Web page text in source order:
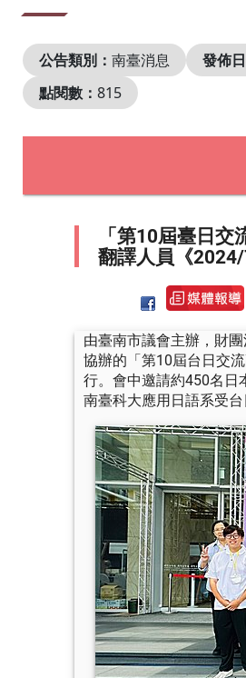
公告類別： 南臺消息 發佈
點閱數： 815